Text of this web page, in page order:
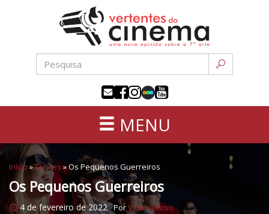
conteúdo
sétima
MENU
Início »Críticas »Os Pequenos Guerreiros
Os Pequenos Guerreiros
4 de fevereiro de 2022 PorVitor Velloso